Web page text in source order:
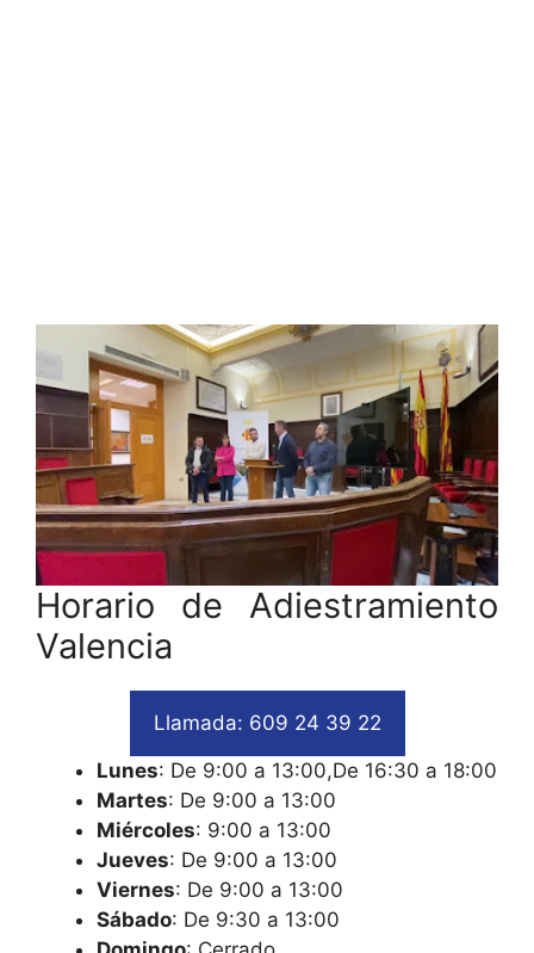
Horario de Adiestramiento
Valencia
Llamada: 609 24 39 22
Lunes: De 9:00 a 13:00,De 16:30 a 18:00
Martes: De 9:00 a 13:00
Miércoles: 9:00 a 13:00
Jueves: De 9:00 a 13:00
Viernes: De 9:00 a 13:00
Sábado: De 9:30 a 13:00